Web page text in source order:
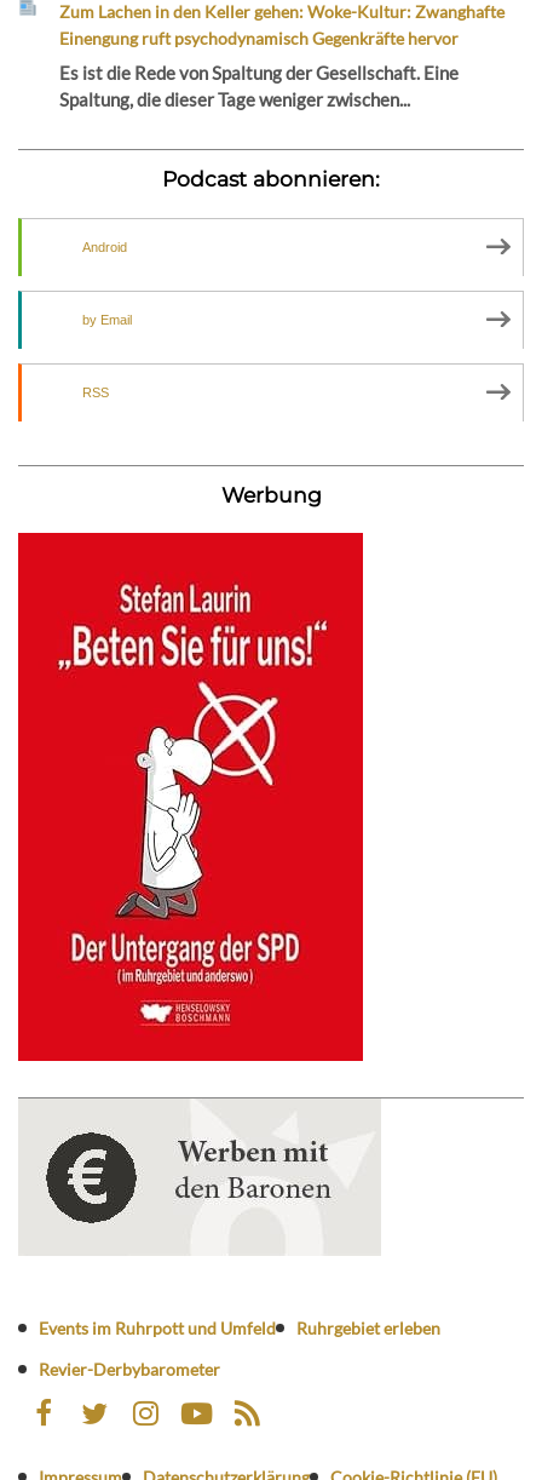
Zum Lachen in den Keller gehen: Woke-Kultur: Zwanghafte
Einengung ruft psychodynamisch Gegenkräfte hervor
Es ist die Rede von Spaltung der Gesellschaft. Eine
Spaltung, die dieser Tage weniger zwischen...
Podcast abonnieren:
Android
by Email
RSS
Werbung
Events im Ruhrpott und Umfeld
Ruhrgebiet erleben
Revier-Derbybarometer